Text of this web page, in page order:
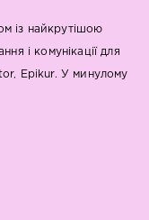
із найкрутішою
і комунікації для
Epikur. У минулому